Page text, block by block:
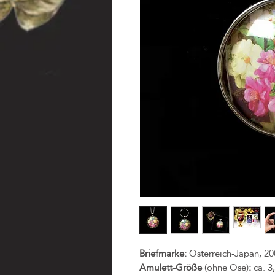
Briefmarke:Österreich-Japan,
Amulett-Größe(ohne Öse):ca.